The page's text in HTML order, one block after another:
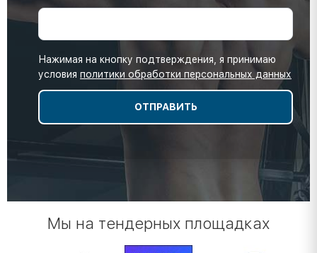
Нажимая на кнопку подтверждения, я принимаю
условия политики обработки персональных данных
Мы на тендерных площадках